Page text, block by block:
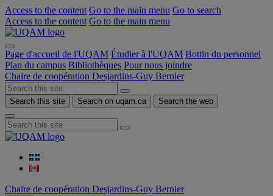
Access to the content Go to the main menu Go to search
Access to the content Go to the main menu
Page d'accueil de l'UQAM Étudier à l'UQAM Bottin du personnel
Plan du campus Bibliothèques Pour nous joindre
Chaire de coopération Desjardins-Guy Bernier
Search this site Search on uqam.ca Search the web
Chaire de coopération Desjardins-Guy Bernier